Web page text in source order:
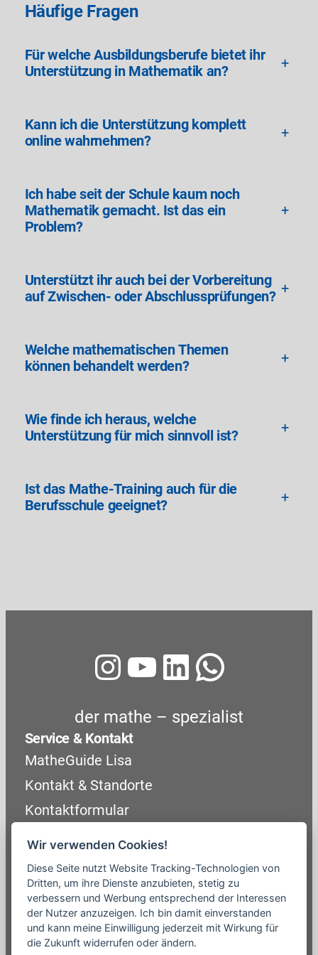
Häufige Fragen
Für welche Ausbildungsberufe bietet ihr
Unterstützung in Mathematik an?
+
Kann ich die Unterstützung komplett
online wahrnehmen?
+
Ich habe seit der Schule kaum noch
Mathematik gemacht. Ist das ein
Problem?
+
Unterstützt ihr auch bei der Vorbereitung
auf Zwischen- oder Abschlussprüfungen? +
Welche mathematischen Themen
können behandelt werden?
+
Wie finde ich heraus, welche
Unterstützung für mich sinnvoll ist?
+
Ist das Mathe-Training auch für die
Berufsschule geeignet?
+
Instagram
YouTube
LinkedIn
der mathe – spezialist
Service & Kontakt
MatheGuide Lisa
Kontakt & Standorte
Kontaktformular
Über uns
Mathe-Trainer werden
Wissensvorsprung (Blog)
Presse / Medien
Rechtliches
Wir verwenden Cookies!
Diese Seite nutzt Website Tracking-Technologien von
Dritten, um ihre Dienste anzubieten, stetig zu
verbessern und Werbung entsprechend der Interessen
der Nutzer anzuzeigen. Ich bin damit einverstanden
und kann meine Einwilligung jederzeit mit Wirkung für
die Zukunft widerrufen oder ändern.